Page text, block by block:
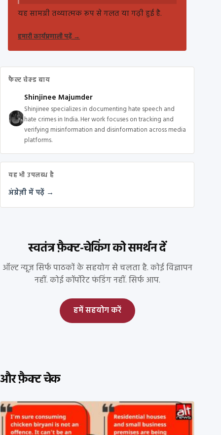
यह सामग्री तथ्यात्मक रूप से गलत या गढ़ी हुई है.
हमारी कार्यप्रणाली पढ़ें→
फैक्ट चेक्ड बाय
Shinjinee Majumder
Shinjinee specializes in documenting hate speech and
hate crimes in India. Her work focuses on tracking and
verifying misinformation and disinformation across media
platforms.
यह भी उपलब्ध है
अंग्रेज़ी में पढ़ें →
स्वतंत्र फ़ैक्ट-चेकिंग को समर्थन दें
ऑल्ट न्यूज़ सिर्फ पाठकों के सहयोग से चलता है. कोई विज्ञापन
नहीं. कोई कॉर्पोरेट फंडिंग नहीं. सिर्फ आप.
हमें सहयोग करें
और फ़ैक्ट चेक